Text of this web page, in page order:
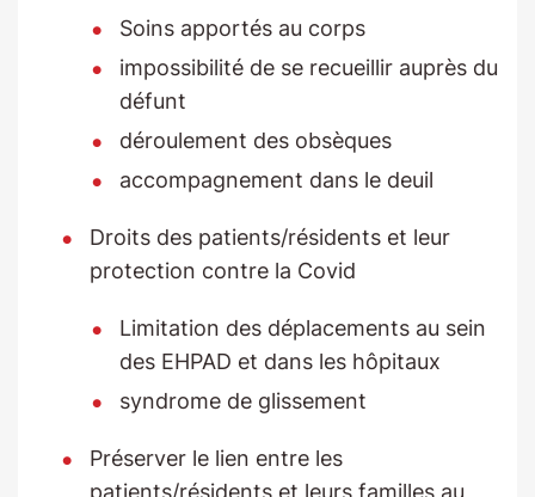
Soins apportés au corps
impossibilité de se recueillir auprès du
défunt
déroulement des obsèques
accompagnement dans le deuil
Droits des patients/résidents et leur
protection contre la Covid
Limitation des déplacements au sein
des EHPAD et dans les hôpitaux
syndrome de glissement
Préserver le lien entre les
patients/résidents et leurs familles au